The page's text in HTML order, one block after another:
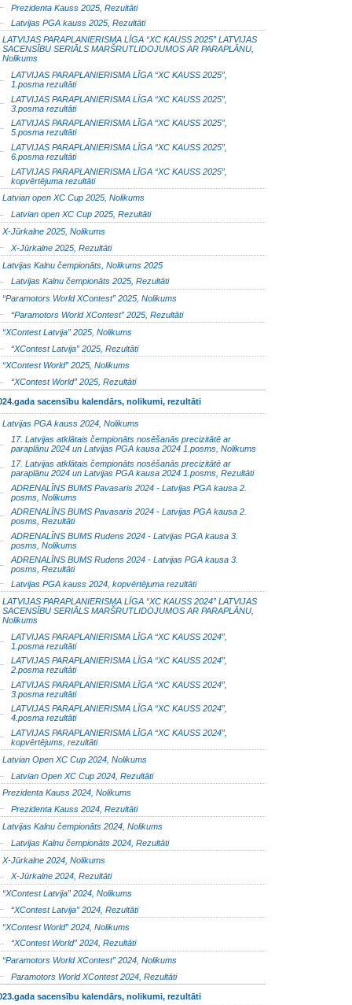
Prezidenta Kauss 2025, Rezultāti
Latvijas PGA kauss 2025, Rezultāti
LATVIJAS PARAPLANIERISMA LĪGA “XC KAUSS 2025” LATVIJAS
SACENSĪBU SERIĀLS MARŠRUTLIDOJUMOS AR PARAPLĀNU,
Nolikums
LATVIJAS PARAPLANIERISMA LĪGA “XC KAUSS 2025”,
1.posma rezultāti
LATVIJAS PARAPLANIERISMA LĪGA “XC KAUSS 2025”,
3.posma rezultāti
LATVIJAS PARAPLANIERISMA LĪGA “XC KAUSS 2025”,
5.posma rezultāti
LATVIJAS PARAPLANIERISMA LĪGA “XC KAUSS 2025”,
6.posma rezultāti
LATVIJAS PARAPLANIERISMA LĪGA “XC KAUSS 2025”,
kopvērtējuma rezultāti
Latvian open XC Cup 2025, Nolikums
Latvian open XC Cup 2025, Rezultāti
X-Jūrkalne 2025, Nolikums
X-Jūrkalne 2025, Rezultāti
Latvijas Kalnu čempionāts, Nolikums 2025
Latvijas Kalnu čempionāts 2025, Rezultāti
“Paramotors World XContest” 2025, Nolikums
“Paramotors World XContest” 2025, Rezultāti
“XContest Latvija” 2025, Nolikums
“XContest Latvija” 2025, Rezultāti
“XContest World” 2025, Nolikums
“XContest World” 2025, Rezultāti
sacensību kalendārs, nolikumi, rezultāti
Latvijas PGA kauss 2024, Nolikums
17. Latvijas atklātais čempionāts nosēšanās precizitātē ar
paraplānu 2024 un Latvijas PGA kausa 2024 1.posms, Nolikums
17. Latvijas atklātais čempionāts nosēšanās precizitātē ar
paraplānu 2024 un Latvijas PGA kausa 2024 1.posms, Rezultāti
ADRENALĪNS BUMS Pavasaris 2024 - Latvijas PGA kausa 2.
posms, Nolikums
ADRENALĪNS BUMS Pavasaris 2024 - Latvijas PGA kausa 2.
posms, Rezultāti
ADRENALĪNS BUMS Rudens 2024 - Latvijas PGA kausa 3.
posms, Nolikums
ADRENALĪNS BUMS Rudens 2024 - Latvijas PGA kausa 3.
posms, Rezultāti
Latvijas PGA kauss 2024, kopvērtējuma rezultāti
LATVIJAS PARAPLANIERISMA LĪGA “XC KAUSS 2024” LATVIJAS
SACENSĪBU SERIĀLS MARŠRUTLIDOJUMOS AR PARAPLĀNU,
Nolikums
LATVIJAS PARAPLANIERISMA LĪGA “XC KAUSS 2024”,
1.posma rezultāti
LATVIJAS PARAPLANIERISMA LĪGA “XC KAUSS 2024”,
2.posma rezultāti
LATVIJAS PARAPLANIERISMA LĪGA “XC KAUSS 2024”,
3.posma rezultāti
LATVIJAS PARAPLANIERISMA LĪGA “XC KAUSS 2024”,
4.posma rezultāti
LATVIJAS PARAPLANIERISMA LĪGA “XC KAUSS 2024”,
kopvērtējums, rezultāti
Latvian Open XC Cup 2024, Nolikums
Latvian Open XC Cup 2024, Rezultāti
Prezidenta Kauss 2024, Nolikums
Prezidenta Kauss 2024, Rezultāti
Latvijas Kalnu čempionāts 2024, Nolikums
Latvijas Kalnu čempionāts 2024, Rezultāti
X-Jūrkalne 2024, Nolikums
X-Jūrkalne 2024, Rezultāti
“XContest Latvija” 2024, Nolikums
“XContest Latvija” 2024, Rezultāti
“XContest World” 2024, Nolikums
“XContest World” 2024, Rezultāti
“Paramotors World XContest” 2024, Nolikums
Paramotors World XContest 2024, Rezultāti
sacensību kalendārs, nolikumi, rezultāti